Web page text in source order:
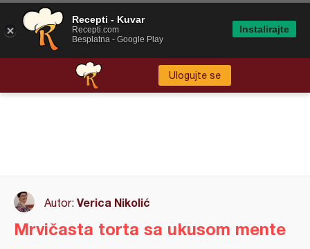
Ulogujte se
Autor: Verica Nikolić
Mrvičasta torta sa ukusom mente
Recepti - Kuvar
Recepti.com
Besplatna - Google Play
Instalirajte